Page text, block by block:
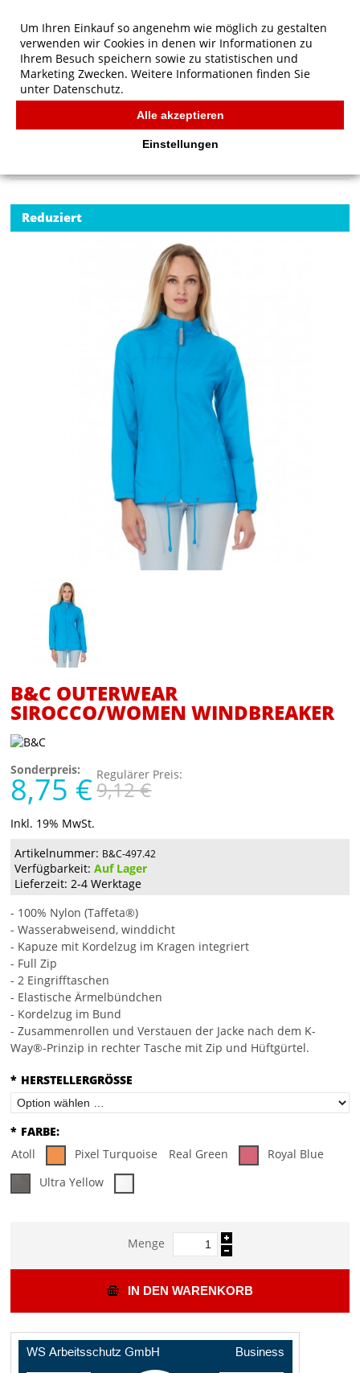
B&C Outerwear Sirocco/women Windbreaker
Reduziert
B&C OUTERWEAR
SIROCCO/WOMEN WINDBREAKER
Sonderpreis:
8,75 € Regulärer Preis:
9,12 €
Inkl. 19% MwSt.
Artikelnummer: B&C-497.42
Verfügbarkeit:Auf Lager
Lieferzeit: 2-4 Werktage
- 100% Nylon (Taffeta®)
- Wasserabweisend, winddicht
- Kapuze mit Kordelzug im Kragen integriert
- Full Zip
- 2 Eingrifftaschen
- Elastische Ärmelbündchen
- Kordelzug im Bund
- Zusammenrollen und Verstauen der Jacke nach dem K-
Way®-Prinzip in rechter Tasche mit Zip und Hüftgürtel.
* HERSTELLERGRÖSSE
* FARBE:
Atoll
Pixel Turquoise Real Green
Royal Blue
Ultra Yellow
Menge
IN DEN WARENKORB
Um Ihren Einkauf so angenehm wie möglich zu gestalten
verwenden wir Cookies in denen wir Informationen zu
Ihrem Besuch speichern sowie zu statistischen und
Marketing Zwecken. Weitere Informationen finden Sie
unter Datenschutz.
Alle akzeptieren
Einstellungen